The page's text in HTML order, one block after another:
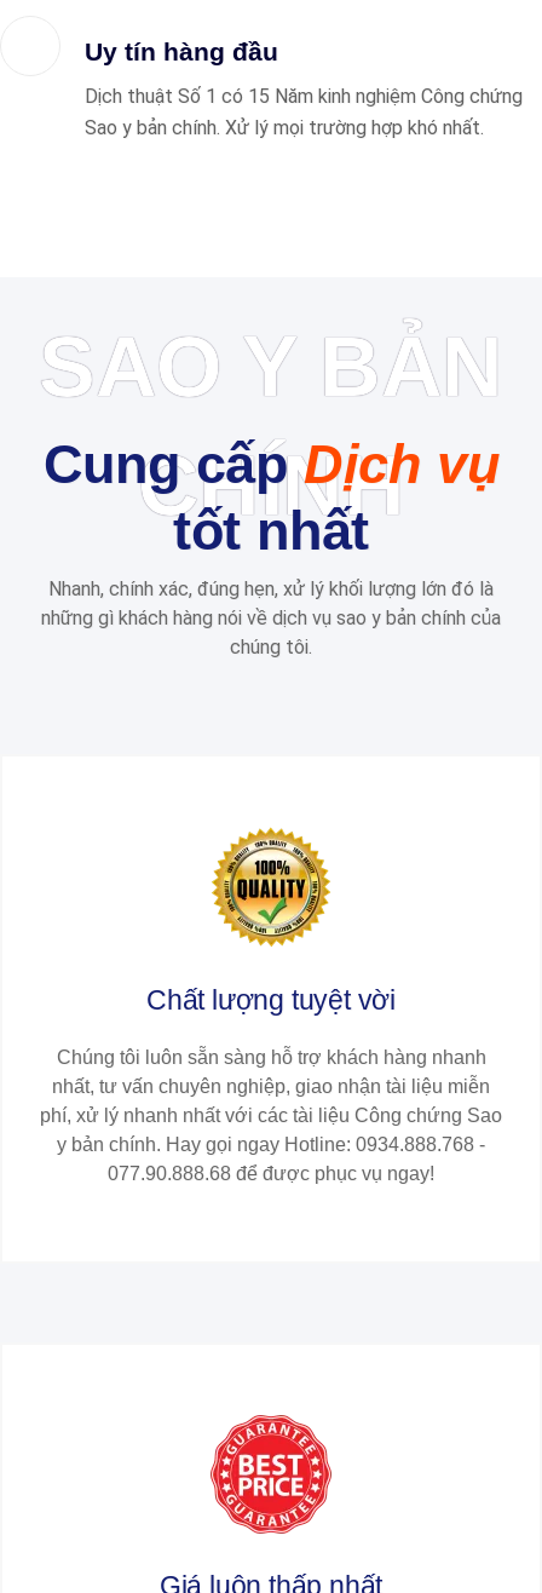
Uy tín hàng đầu
Dịch thuật Số 1 có 15 Năm kinh nghiệm Công chứng
Sao y bản chính. Xử lý mọi trường hợp khó nhất.
SAO Y BẢN
CHÍNH
Cung cấpDịch vụ
tốt nhất
Nhanh, chính xác, đúng hẹn, xử lý khối lượng lớn đó là
những gì khách hàng nói về dịch vụ sao y bản chính của
chúng tôi.
Chất lượng tuyệt vời
Chúng tôi luôn sẵn sàng hỗ trợ khách hàng nhanh
nhất, tư vấn chuyên nghiệp, giao nhận tài liệu miễn
phí, xử lý nhanh nhất với các tài liệu Công chứng Sao
y bản chính. Hay gọi ngay Hotline: 0934.888.768 -
077.90.888.68 để được phục vụ ngay!
Giá luôn thấp nhất​​